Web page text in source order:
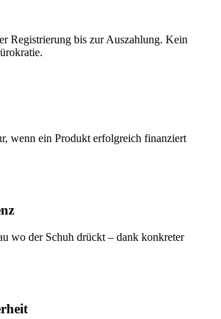
Registrierung bis zur Auszahlung. Kein
wenn ein Produkt erfolgreich finanziert
wo der Schuh drückt – dank konkreter